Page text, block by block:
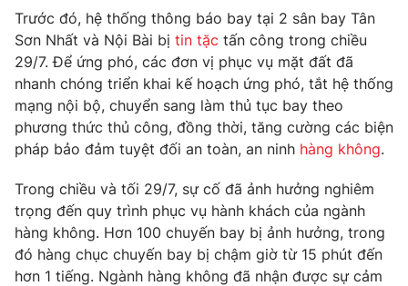
Sản phẩm
Thị trường
Tư vấn
Giao lưu trực tuyến
Lịch phát sóng
Chuyên mục khác
Photo Infographic
Video Shorts video
Trước đó, hệ thống thông báo bay tại 2 sân bay Tân
Sơn Nhất và Nội Bài bị tin tặc tấn công trong chiều
29/7. Để ứng phó, các đơn vị phục vụ mặt đất đã
nhanh chóng triển khai kế hoạch ứng phó, tắt hệ thống
mạng nội bộ, chuyển sang làm thủ tục bay theo
phương thức thủ công, đồng thời, tăng cường các biện
pháp bảo đảm tuyệt đối an toàn, an ninh hàng không.
Trong chiều và tối 29/7, sự cố đã ảnh hưởng nghiêm
trọng đến quy trình phục vụ hành khách của ngành
hàng không. Hơn 100 chuyến bay bị ảnh hưởng, trong
đó hàng chục chuyến bay bị chậm giờ từ 15 phút đến
hơn 1 tiếng. Ngành hàng không đã nhận được sự cảm